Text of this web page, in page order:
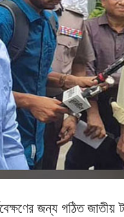
জন্য গঠিত জাতীয়